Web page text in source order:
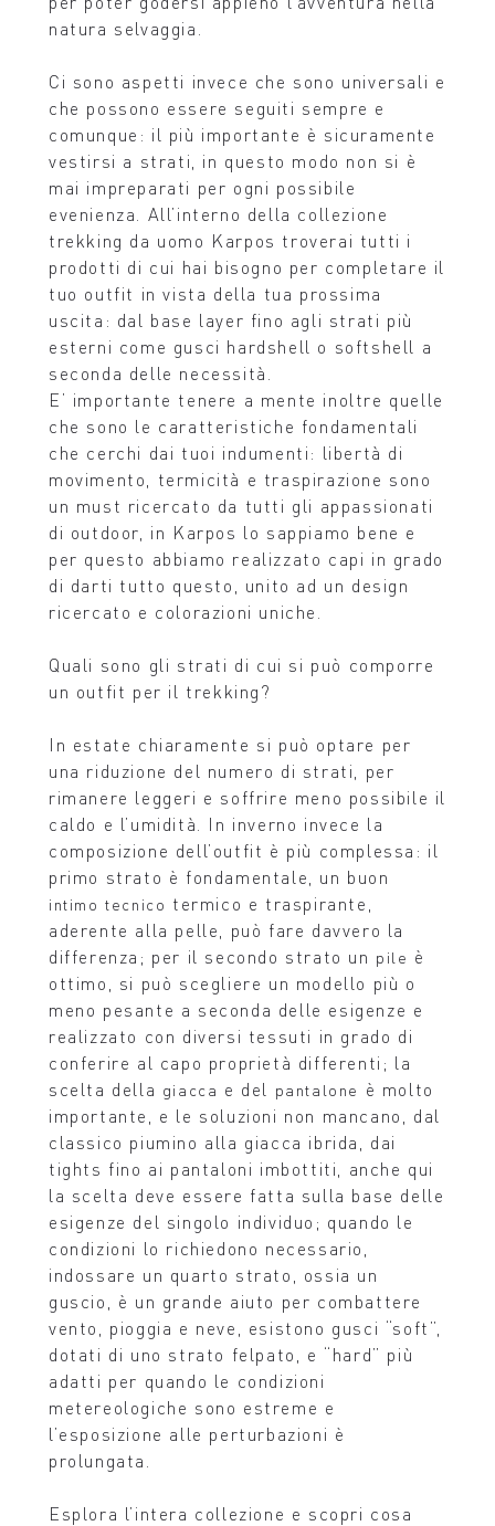
natura selvaggia.
Ci sono aspetti invece che sono universali e
che possono essere seguiti sempre e
comunque: il più importante è sicuramente
vestirsi a strati, in questo modo non si è
mai impreparati per ogni possibile
evenienza. All’interno della collezione
trekking da uomo Karpos troverai tutti i
prodotti di cui hai bisogno per completare il
tuo outfit in vista della tua prossima
uscita: dal base layer fino agli strati più
esterni come gusci hardshell o softshell a
seconda delle necessità.
E’ importante tenere a mente inoltre quelle
che sono le caratteristiche fondamentali
che cerchi dai tuoi indumenti: libertà di
movimento, termicità e traspirazione sono
un must ricercato da tutti gli appassionati
di outdoor, in Karpos lo sappiamo bene e
per questo abbiamo realizzato capi in grado
di darti tutto questo, unito ad un design
ricercato e colorazioni uniche.
Quali sono gli strati di cui si può comporre
un outfit per il trekking?
In estate chiaramente si può optare per
una riduzione del numero di strati, per
rimanere leggeri e soffrire meno possibile il
caldo e l’umidità. In inverno invece la
composizione dell’outfit è più complessa: il
primo strato è fondamentale, un buon
intimo tecnico termico e traspirante,
aderente alla pelle, può fare davvero la
differenza; per il secondo strato un pile è
ottimo, si può scegliere un modello più o
meno pesante a seconda delle esigenze e
realizzato con diversi tessuti in grado di
conferire al capo proprietà differenti; la
scelta della giacca e del pantalone è molto
importante, e le soluzioni non mancano, dal
classico piumino alla giacca ibrida, dai
tights fino ai pantaloni imbottiti, anche qui
la scelta deve essere fatta sulla base delle
esigenze del singolo individuo; quando le
condizioni lo richiedono necessario,
indossare un quarto strato, ossia un
guscio, è un grande aiuto per combattere
vento, pioggia e neve, esistono gusci “soft”,
dotati di uno strato felpato, e “hard” più
adatti per quando le condizioni
metereologiche sono estreme e
l’esposizione alle perturbazioni è
prolungata.
Esplora l’intera collezione e scopri cosa